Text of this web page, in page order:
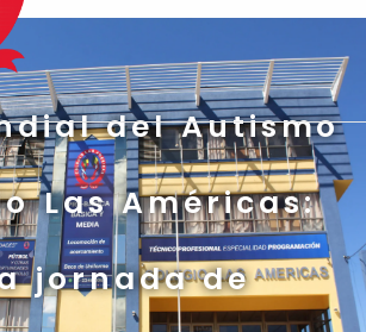
del Autismo
Las Américas:
jornada de